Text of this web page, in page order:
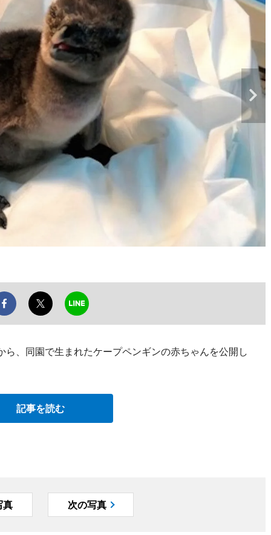
、同園で生まれたケープペンギンの赤ちゃんを公開し
記事を読む
真 次の写真